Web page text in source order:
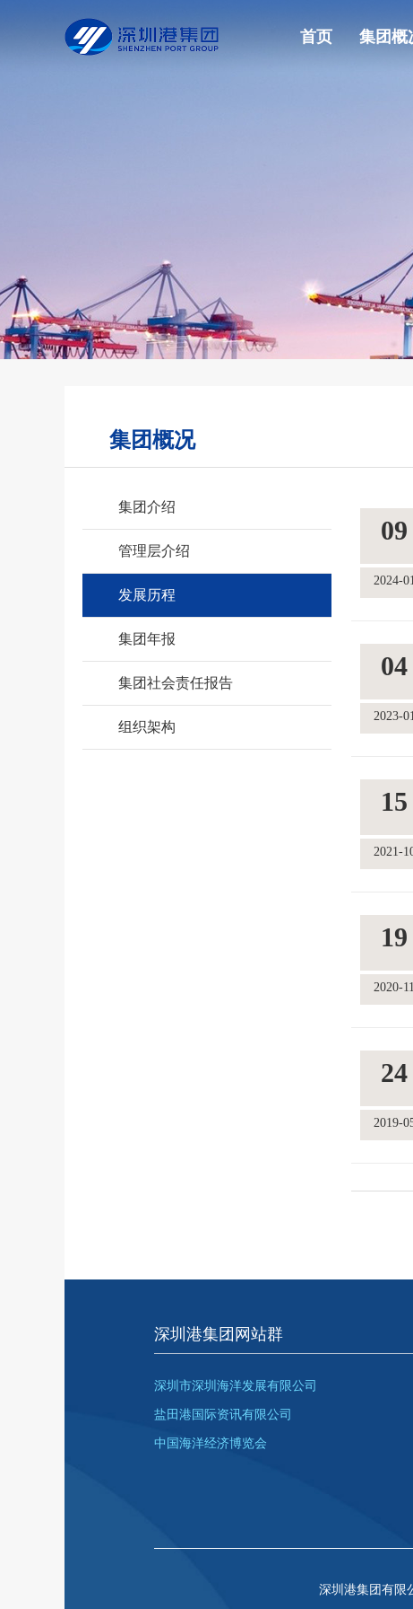
首页 集团概
集团概况
集团介绍
管理层介绍
发展历程
集团年报
集团社会责任报告
组织架构
09
2024-
04
2023-
15
2021-
19
2020-11
24
2019-
深圳港集团网站群
深圳市深圳海洋发展有限公司
盐田港国际资讯有限公司
中国海洋经济博览会
深圳港集团有限